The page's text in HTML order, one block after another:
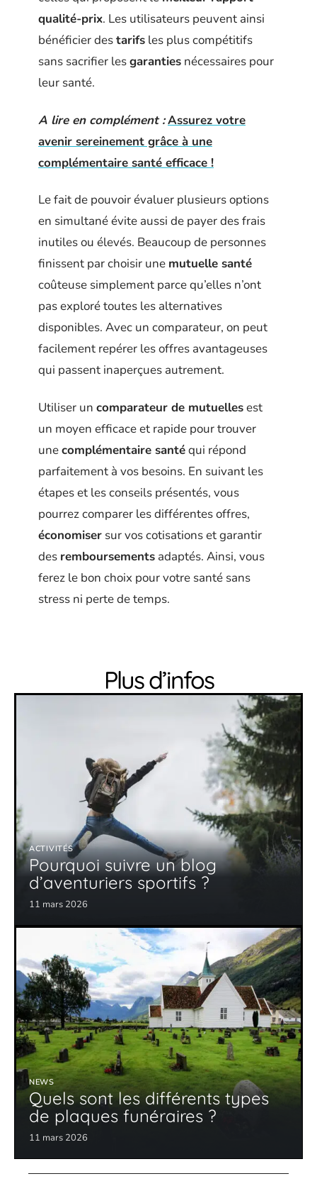
qualité-prix. Les utilisateurs peuvent ainsi
bénéficier destarifs les plus compétitifs
sans sacrifier lesgaranties nécessaires pour
leur santé.
A lire en complément :Assurez votre
avenir sereinement grâce à une
complémentaire santé efficace !
Le fait de pouvoir évaluer plusieurs options
en simultané évite aussi de payer des frais
inutiles ou élevés. Beaucoup de personnes
finissent par choisir une mutuelle santé
coûteuse simplement parce qu’elles n’ont
pas exploré toutes les alternatives
disponibles. Avec un comparateur, on peut
facilement repérer les offres avantageuses
qui passent inaperçues autrement.
Utiliser un comparateur de mutuellesest
un moyen efficace et rapide pour trouver
unecomplémentaire santéqui répond
parfaitement à vos besoins. En suivant les
étapes et les conseils présentés, vous
pourrez comparer les différentes offres,
économiser sur vos cotisations et garantir
des remboursements adaptés. Ainsi, vous
ferez le bon choix pour votre santé sans
stress ni perte de temps.
Plus d’infos
ACTIVITÉS
Pourquoi suivre un blog
d’aventuriers sportifs ?
11 mars 2026
NEWS
Quels sont les différents types
de plaques funéraires ?
11 mars 2026